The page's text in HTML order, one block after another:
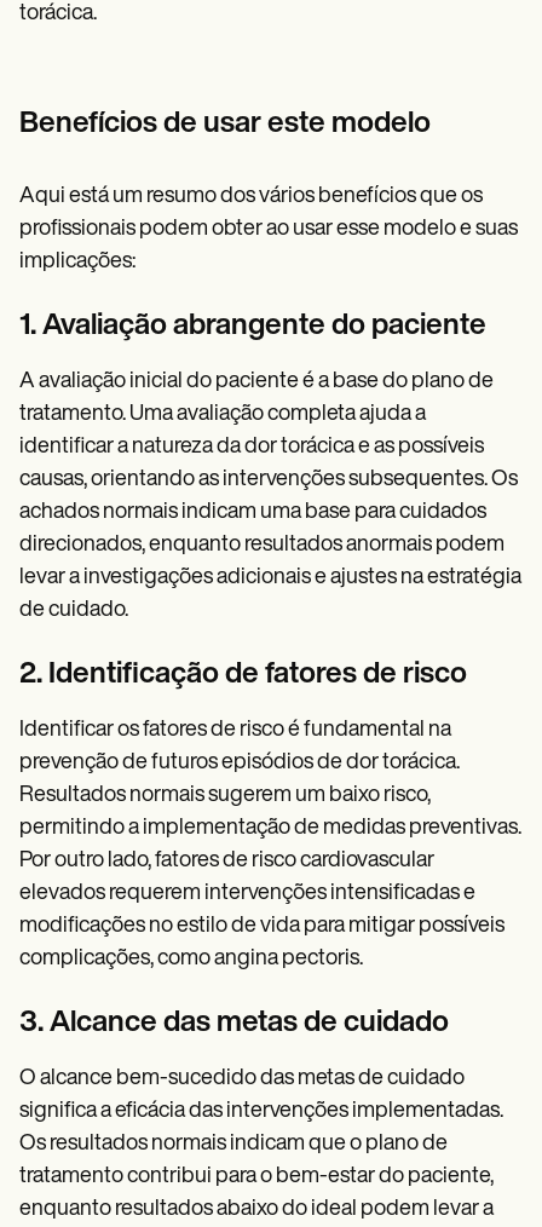
torácica.
Benefícios de usar este modelo
Aqui está um resumo dos vários benefícios que os
profissionais podem obter ao usar esse modelo e suas
implicações:
1. Avaliação abrangente do paciente
A avaliação inicial do paciente é a base do plano de
tratamento. Uma avaliação completa ajuda a
identificar a natureza da dor torácica e as possíveis
causas, orientando as intervenções subsequentes. Os
achados normais indicam uma base para cuidados
direcionados, enquanto resultados anormais podem
levar a investigações adicionais e ajustes na estratégia
de cuidado.
2. Identificação de fatores de risco
Identificar os fatores de risco é fundamental na
prevenção de futuros episódios de dor torácica.
Resultados normais sugerem um baixo risco,
permitindo a implementação de medidas preventivas.
Por outro lado, fatores de risco cardiovascular
elevados requerem intervenções intensificadas e
modificações no estilo de vida para mitigar possíveis
complicações, como angina pectoris.
3. Alcance das metas de cuidado
O alcance bem-sucedido das metas de cuidado
significa a eficácia das intervenções implementadas.
Os resultados normais indicam que o plano de
tratamento contribui para o bem-estar do paciente,
enquanto resultados abaixo do ideal podem levar a